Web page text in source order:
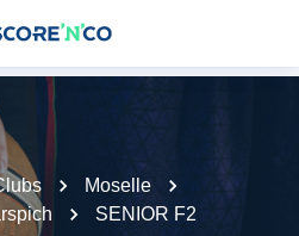
Moselle
SENIOR F2